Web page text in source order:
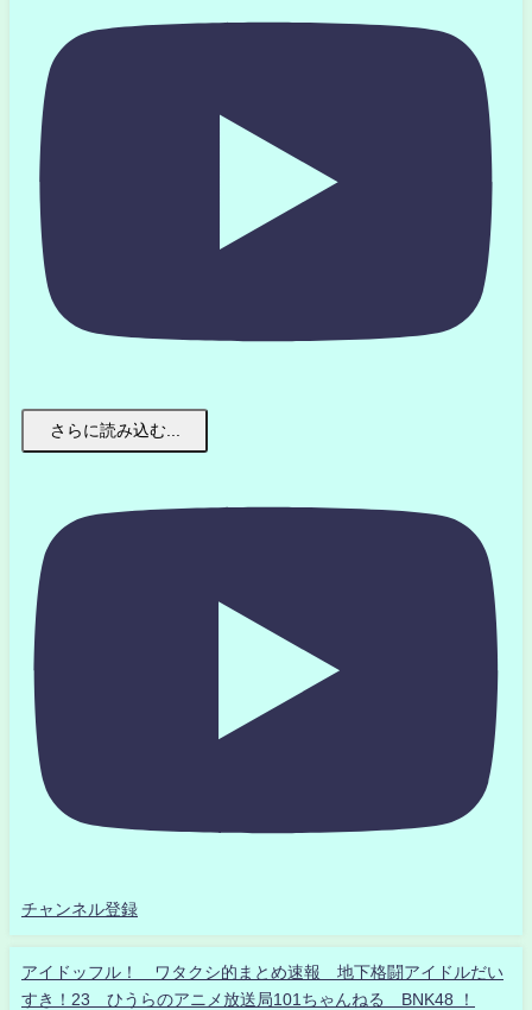
さらに読み込む...
チャンネル登録
アイドッフル！ ワタクシ的まとめ速報 地下格闘アイドルだい
すき！23 ひうらのアニメ放送局101ちゃんねる BNK48 ！